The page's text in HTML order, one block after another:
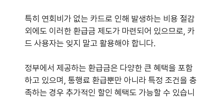
특히 연회비가 없는 카드로 인해 발생하는 비용 절감
외에도 이러한 환급금 제도가 마련되어 있으므로, 카
드 사용자는 잊지 말고 활용해야 합니다.
정부에서 제공하는 환급금은 다양한 큰 혜택을 포함
하고 있으며, 통행료 환급뿐만 아니라 특정 조건을 충
족하는 경우 추가적인 할인 혜택도 가능할 수 있습니